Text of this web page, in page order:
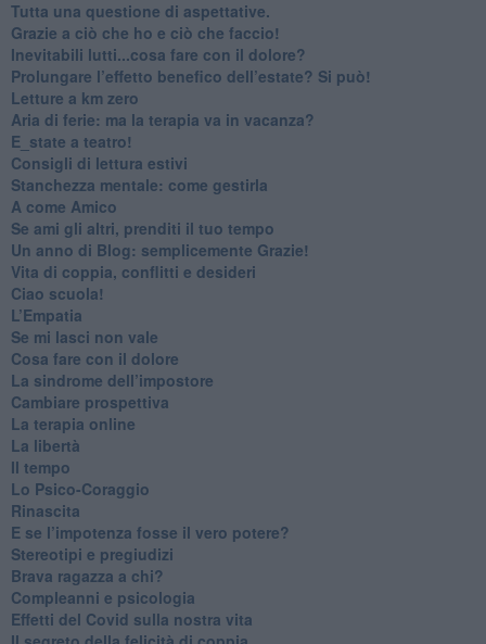
​Tutta una questione di aspettative.
​Grazie a ciò che ho e ciò che faccio!
​Inevitabili lutti...cosa fare con il dolore?
Prolungare l’effetto benefico dell’estate? Si può!
​Letture a km zero
​Aria di ferie: ma la terapia va in vacanza?
​E_state a teatro!
​Consigli di lettura estivi
​Stanchezza mentale: come gestirla
​A come Amico
​Se ami gli altri, prenditi il tuo tempo
​Un anno di Blog: semplicemente Grazie!
​Vita di coppia, conflitti e desideri
​Ciao scuola!
​L’Empatia
​Se mi lasci non vale
Cosa fare con il dolore
​La sindrome dell’impostore
​Cambiare prospettiva
La terapia online
La libertà
​Il tempo
​Lo Psico-Coraggio
Rinascita
​E se l’impotenza fosse il vero potere?
Stereotipi e pregiudizi
​Brava ragazza a chi?
​Compleanni e psicologia
Effetti del Covid sulla nostra vita